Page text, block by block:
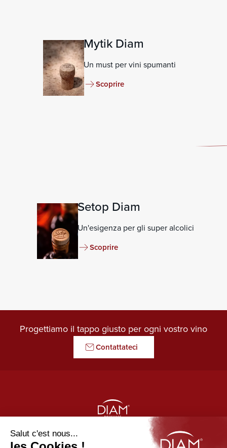
Mytik Diam
Un must per vini spumanti
Scoprire
Setop Diam
Un'esigenza per gli super alcolici
Scoprire
Progettiamo il tappo giusto per ogni vostro vino
Contattateci
LE GARDIEN DES ARÔMES